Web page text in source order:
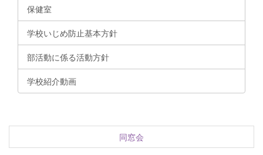
保健室
学校いじめ防止基本方針
部活動に係る活動方針
学校紹介動画
同窓会